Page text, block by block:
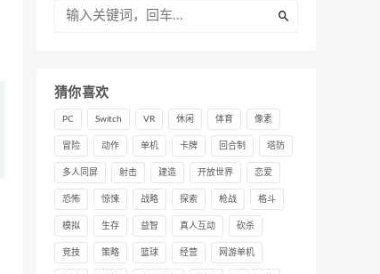
猜你喜欢
PC Switch VR 休闲 体育 像素
冒险 动作 单机 卡牌 回合制 塔防
多人同屏 射击 建造 开放世界 恋爱
恐怖 惊悚 战略 探索 枪战 格斗
模拟 生存 益智 真人互动 砍杀
竞技 策略 篮球 经营 网游单机